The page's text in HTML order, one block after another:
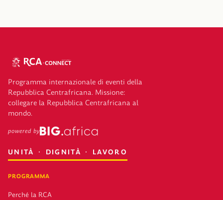
Programma internazionale di eventi della
Repubblica Centrafricana. Missione:
collegare la Repubblica Centrafricana al
mondo.
powered by
UNITÀ · DIGNITÀ · LAVORO
PROGRAMMA
Perché la RCA